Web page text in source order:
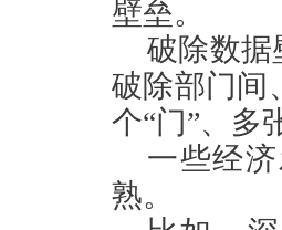
壁垒。
破除数据
破除部门间
个“门”、多
一些经
熟。